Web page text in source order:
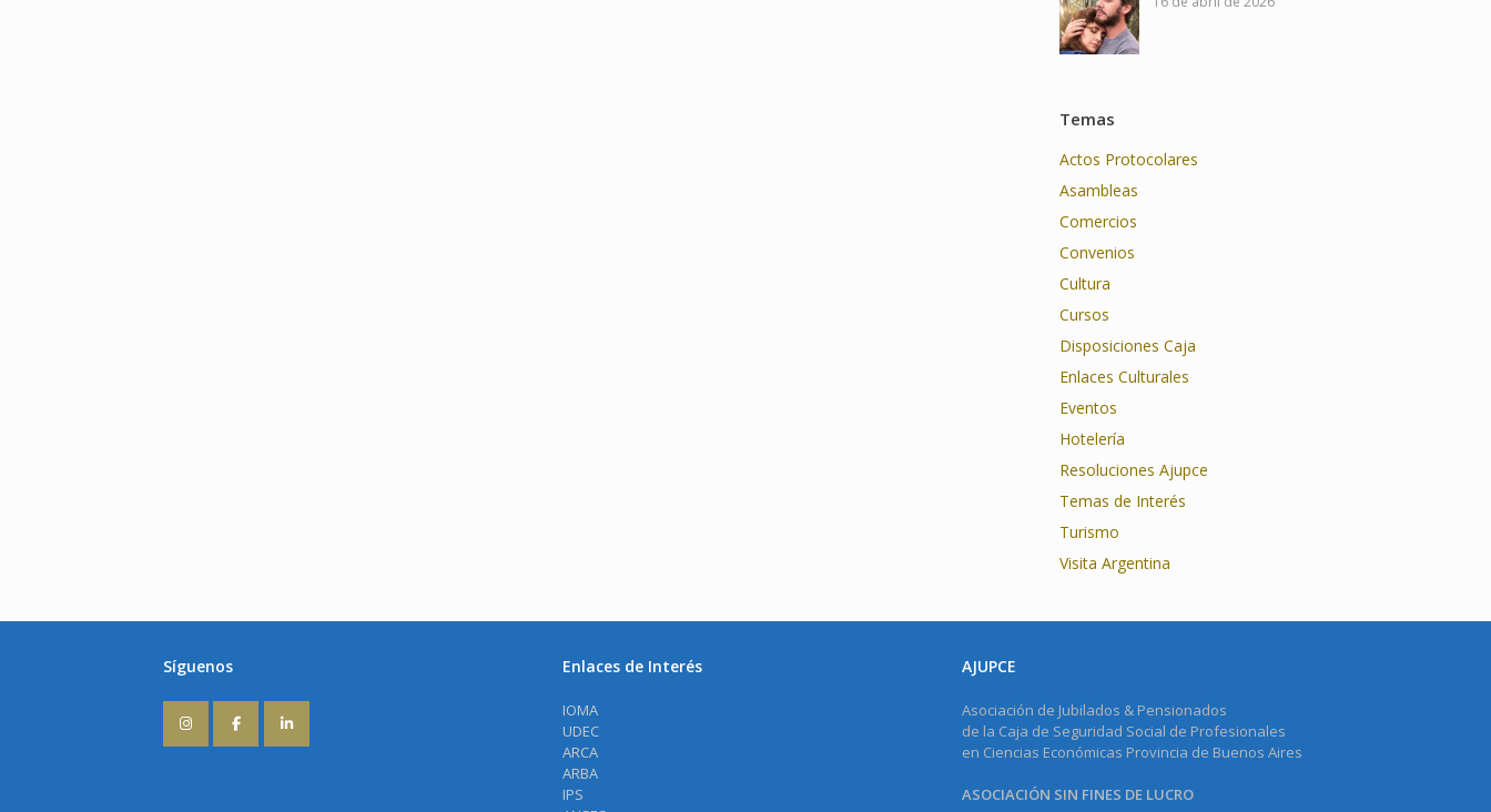
Temas
Actos Protocolares
Asambleas
Comercios
Convenios
Cultura
Cursos
Disposiciones Caja
Enlaces Culturales
Eventos
Hotelería
Resoluciones Ajupce
Temas de Interés
Turismo
Visita Argentina
Síguenos Enlaces de Interés
IOMA
UDEC
ARCA
ARBA
IPS
AJUPCE
Asociación de Jubilados & Pensionados
de la Caja de Seguridad Social de Profesionales
en Ciencias Económicas Provincia de Buenos Aires
ASOCIACIÓN SIN FINES DE LUCRO